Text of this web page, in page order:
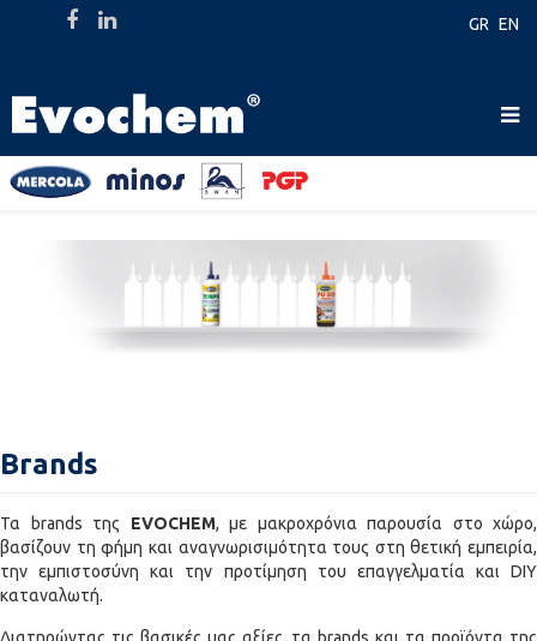
GR EN
Brands
Τα brands της EVOCHEM, με μακροχρόνια παρουσία στο χώρο,
βασίζουν τη φήμη και αναγνωρισιμότητα τους στη θετική εμπειρία,
την εμπιστοσύνη και την προτίμηση του επαγγελματία και DIY
καταναλωτή.